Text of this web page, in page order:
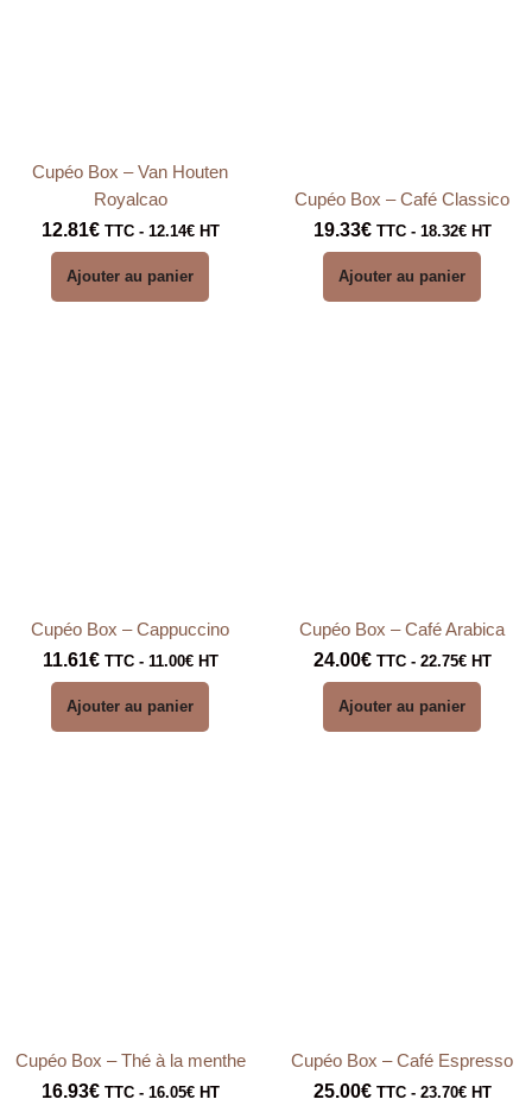
Cupéo Box – Van Houten
Royalcao
12.81€ TTC - 12.14€HT
Ajouter au panier
Cupéo Box – Café Classico
19.33€ TTC - 18.32€HT
Ajouter au panier
Cupéo Box – Cappuccino
11.61€ TTC - 11.00€HT
Ajouter au panier
Cupéo Box – Café Arabica
24.00€ TTC - 22.75€HT
Ajouter au panier
Cupéo Box – Thé à la menthe
16.93€ TTC - 16.05€HT
Cupéo Box – Café Espresso
25.00€ TTC - 23.70€HT